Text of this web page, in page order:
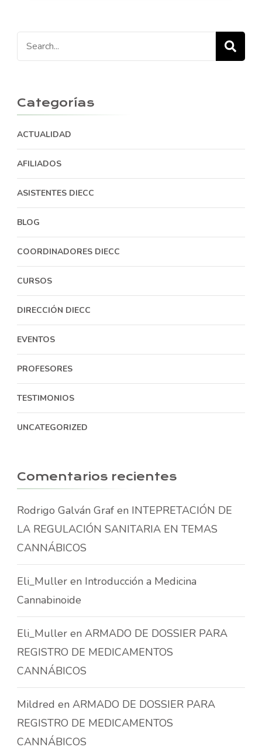
Search
for:
Categorías
ACTUALIDAD
AFILIADOS
ASISTENTES DIECC
BLOG
COORDINADORES DIECC
CURSOS
DIRECCIÓN DIECC
EVENTOS
PROFESORES
TESTIMONIOS
UNCATEGORIZED
Comentarios recientes
Rodrigo Galván Graf en INTEPRETACIÓN DE
LA REGULACIÓN SANITARIA EN TEMAS
CANNÁBICOS
Eli_Muller en Introducción a Medicina
Cannabinoide
Eli_Muller en ARMADO DE DOSSIER PARA
REGISTRO DE MEDICAMENTOS
CANNÁBICOS
Mildred en ARMADO DE DOSSIER PARA
REGISTRO DE MEDICAMENTOS
CANNÁBICOS